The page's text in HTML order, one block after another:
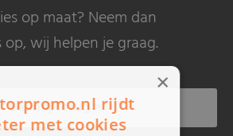
op maat? Neem dan
wij helpen je graag.
Bel mij terug >
×
rijdt
met cookies